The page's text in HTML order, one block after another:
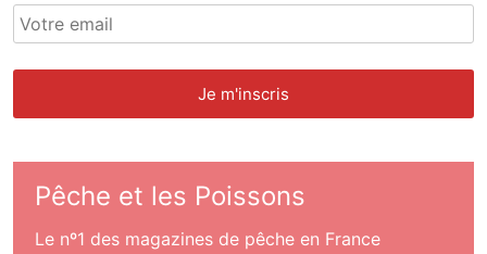
Pêche et les Poissons
Le nº1 des magazines de pêche en France